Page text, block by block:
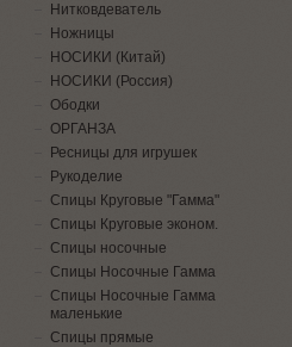
Нитковдеватель
Ножницы
НОСИКИ (Китай)
НОСИКИ (Россия)
Ободки
ОРГАНЗА
Ресницы для игрушек
Рукоделие
Спицы Круговые "Гамма"
Спицы Круговые эконом.
Спицы носочные
Спицы Носочные Гамма
Спицы Носочные Гамма
маленькие
Спицы прямые